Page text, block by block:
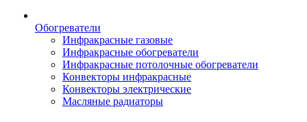
Обогреватели
Инфракрасные газовые
Инфракрасные обогреватели
Инфракрасные потолочные обогреватели
Конвекторы инфракрасные
Конвекторы электрические
Масляные радиаторы